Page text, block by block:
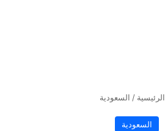
الرئيسية / السعودية
السعودية